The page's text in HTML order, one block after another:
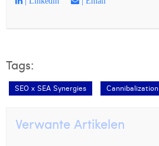
Tags:
SEO x SEA Synergies Cannibalization
Verwante Artikelen